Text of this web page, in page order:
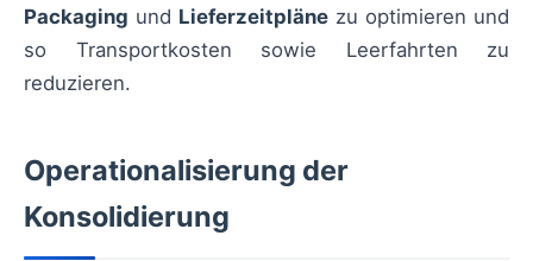
Packaging und Lieferzeitpläne zu optimieren und
so Transportkosten sowie Leerfahrten zu
reduzieren.
Operationalisierung der
Konsolidierung